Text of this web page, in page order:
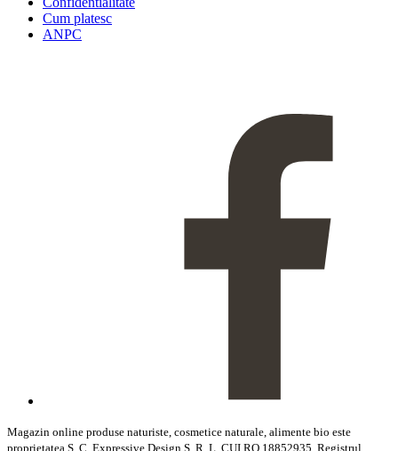
Cum platesc
ANPC
Magazin online produse naturiste, cosmetice naturale, alimente bio este
proprietatea S. C. Expressive Design S. R. L. CUI RO 18852935, Registrul